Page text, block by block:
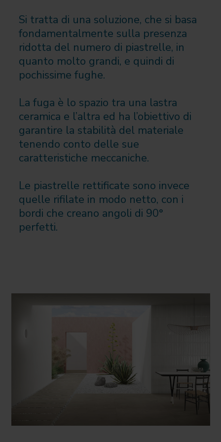
Si tratta di una soluzione, che si basa
fondamentalmente sulla presenza
ridotta del numero di piastrelle, in
quanto molto grandi, e quindi di
pochissime fughe.
La fuga è lo spazio tra una lastra
ceramica e l’altra ed ha l’obiettivo di
garantire la stabilità del materiale
tenendo conto delle sue
caratteristiche meccaniche.
Le piastrelle rettificate sono invece
quelle rifilate in modo netto, con i
bordi che creano angoli di 90°
perfetti.